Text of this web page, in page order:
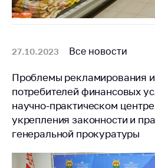
Решение Комиссии
по установлению
(отсутствия)
нарушения
законодательства
Предостережения и
предупреждения
Общественное
проектов
27.10.2023 Все новости
Проблемы рекламирования
потребителей финансовых
научно-практическом
укрепления законности и
генеральной прокуратуры